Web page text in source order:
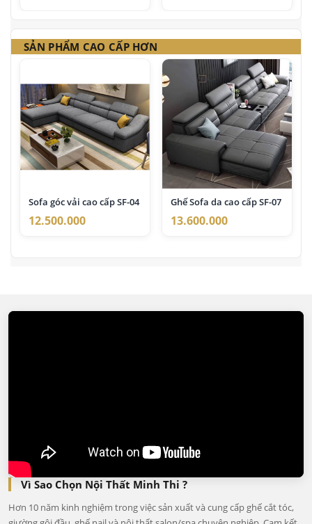
SẢN PHẨM CAO CẤP HƠN
Sofa góc vải cao cấp SF-04
12.500.000
Ghế Sofa da cao cấp SF-07
13.600.000
Vì Sao Chọn Nội Thất Minh Thi ?
Hơn 10 năm kinh nghiệm trong việc sản xuất và cung cấp ghế cắt tóc,